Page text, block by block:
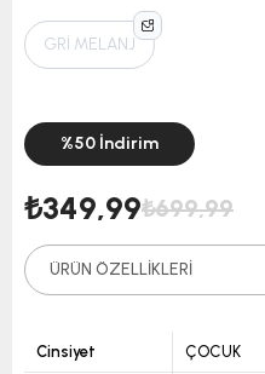
GRİ MELANJ
%50 İndirim
₺699,99
₺349,99
ÜRÜN ÖZELLIKLERI
Cinsiyet ÇOCUK